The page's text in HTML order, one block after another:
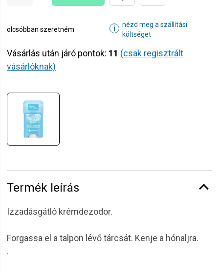
olcsóbban szeretném ℹ
nézd meg a szállítási
költséget
Vásárlás után járó pontok: 11 (csak regisztrált
vásárlóknak)
Termék leírás
Izzadásgátló krémdezodor.
Forgassa el a talpon lévő tárcsát. Kenje a hónaljra.
.